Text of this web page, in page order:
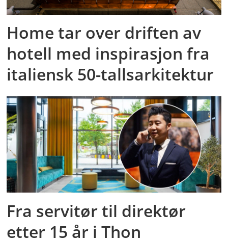
Home tar over driften av
hotell med inspirasjon fra
italiensk 50-tallsarkitektur
Fra servitør til direktør
etter 15 år i Thon